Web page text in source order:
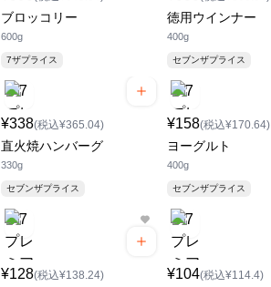
ブロッコリー
600g
7ザプライス
徳用ウインナー
400g
セブンザプライス
¥338(税込¥365.04)
直火焼ハンバーグ
330g
セブンザプライス
¥158(税込¥170.64)
ヨーグルト
400g
セブンザプライス
¥128(税込¥138.24) ¥104(税込¥114.4)